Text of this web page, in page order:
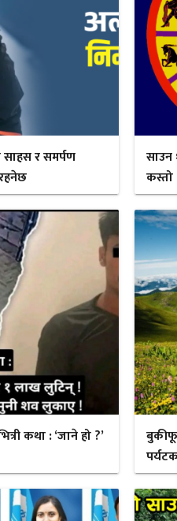
साहस र समर्पण
कस्तो
कथा : ‘जाने हो ?’